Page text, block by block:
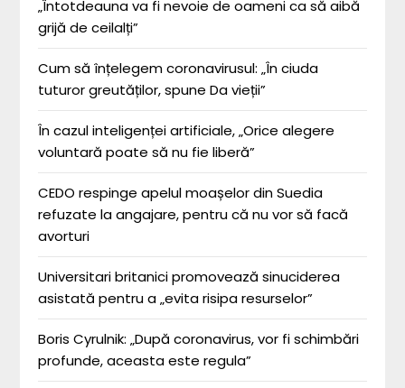
„Întotdeauna va fi nevoie de oameni ca să aibă
grijă de ceilalți”
Cum să înțelegem coronavirusul: „În ciuda
tuturor greutăților, spune Da vieții”
În cazul inteligenței artificiale, „Orice alegere
voluntară poate să nu fie liberă”
CEDO respinge apelul moașelor din Suedia
refuzate la angajare, pentru că nu vor să facă
avorturi
Universitari britanici promovează sinuciderea
asistată pentru a „evita risipa resurselor”
Boris Cyrulnik: „După coronavirus, vor fi schimbări
profunde, aceasta este regula”